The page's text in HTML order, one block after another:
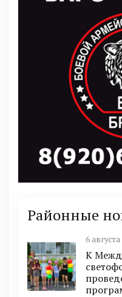
Районные
6
К